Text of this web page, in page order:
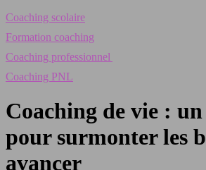
Coaching scolaire
Formation coaching
Coaching professionnel
Coaching PNL
Coaching de vie :
pour surmonter les
avancer